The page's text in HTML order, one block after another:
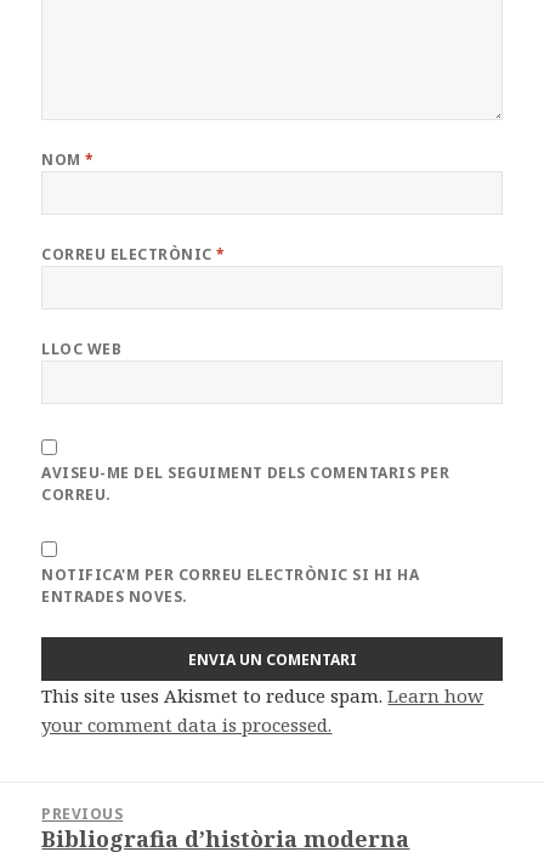
NOM*
CORREU ELECTRÒNIC*
LLOC WEB
AVISEU-ME DEL SEGUIMENT DELS COMENTARIS PER
CORREU.
NOTIFICA'M PER CORREU ELECTRÒNIC SI HI HA
ENTRADES NOVES.
This site uses Akismet to reduce spam.Learn how
your comment data is processed.
d'entrades
PREVIOUS
Previous
Bibliografia d’història moderna